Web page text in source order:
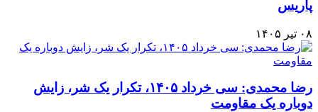
پاریس
۰۸ تیر ۱۴۰۵
رضا محمدی: سی خرداد ۱۴۰۵، تکرار یک شر، زایش
دوباره یک مقاومت